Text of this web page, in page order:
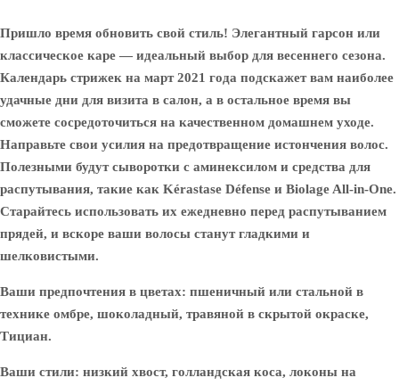
Пришло время обновить свой стиль! Элегантный гарсон или
классическое каре — идеальный выбор для весеннего сезона.
Календарь стрижек на март 2021 года подскажет вам наиболее
удачные дни для визита в салон, а в остальное время вы
сможете сосредоточиться на качественном домашнем уходе.
Направьте свои усилия на предотвращение истончения волос.
Полезными будут сыворотки с аминексилом и средства для
распутывания, такие как Kérastase Défense и Biolage All-in-One.
Старайтесь использовать их ежедневно перед распутыванием
прядей, и вскоре ваши волосы станут гладкими и
шелковистыми.
Ваши предпочтения в цветах: пшеничный или стальной в
технике омбре, шоколадный, травяной в скрытой окраске,
Тициан.
Ваши стили: низкий хвост, голландская коса, локоны на